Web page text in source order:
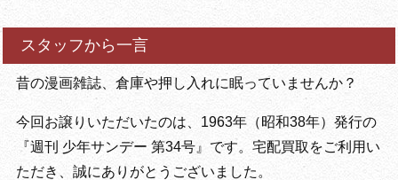
スタッフから一言
昔の漫画雑誌、倉庫や押し入れに眠っていませんか？
今回お譲りいただいたのは、1963年（昭和38年）発行の
『週刊 少年サンデー 第34号』です。宅配買取をご利用い
ただき、誠にありがとうございました。